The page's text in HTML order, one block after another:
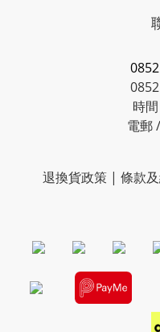
時
電郵
退換貨政策 | 條款